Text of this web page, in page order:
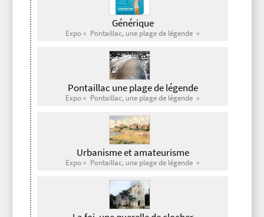
Générique
Expo « Pontaillac, une plage de légende »
Pontaillac une plage de légende
Expo « Pontaillac, une plage de légende »
Urbanisme et amateurisme
Expo « Pontaillac, une plage de légende »